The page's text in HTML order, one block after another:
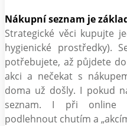
Nákupní seznam je
Strategické věci kupujte
hygienické prostředky).
potřebujete, až půjdete
akci a nečekat s
doma už došly. I pokud
seznam. I při online
podlehnout chutím a